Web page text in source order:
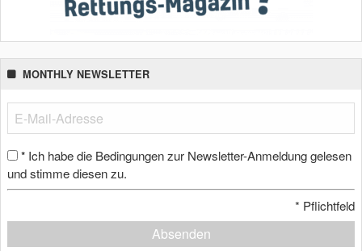
MONTHLY NEWSLETTER
* Ich habe die Bedingungen zur Newsletter-Anmeldung gelesen
und stimme diesen zu.
* Pflichtfeld
Absenden